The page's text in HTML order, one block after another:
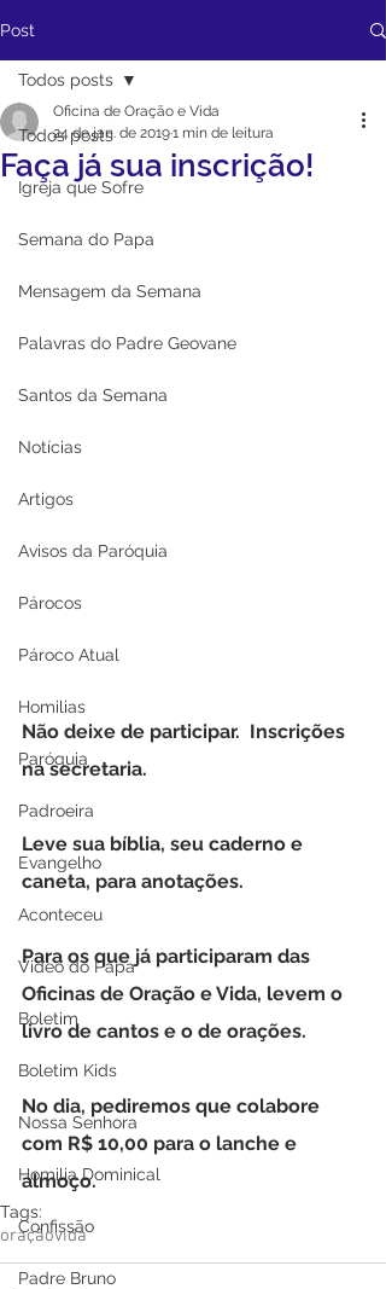
Post
Todos posts
Igreja que Sofre
Semana do Papa
Mensagem da Semana
Palavras do Padre Geovane
Santos da Semana
Notícias
Artigos
Avisos da Paróquia
Párocos
Pároco Atual
Homilias
Paróquia
Padroeira
Evangelho
Aconteceu
Video do Papa
Boletim
Boletim Kids
Nossa Senhora
Homilia Dominical
Confissão
Padre Bruno
Todos posts
Faça já sua inscrição!
Oficina de Oração e Vida
24 de jan. de 20191 min de leitura
Não deixe de participar.  Inscrições
na secretaria.
Leve sua bíblia, seu caderno e
caneta, para anotações.
Para os que já participaram das
Oficinas de Oração e Vida, levem o
livro de cantos e o de orações.
No dia, pediremos que colabore
com R$ 10,00 para o lanche e
almoço.
Tags:
oraçãovida